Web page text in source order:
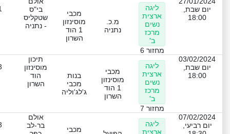
יום שבת,
18:00
ליגה
ארצית
נשים
מרכז
ב'
מחזור 6
מ.כ.
נתניה
מכבי
מוסינזון
1 הוד
השרון
בי"ס
שטקליס
- נתניה
03/02/2024
יום שבת,
18:00
ליגה
ארצית
נשים
מרכז
ב'
מחזור 7
מכבי
מוסינזון
1 הוד
השרון
בנות
מכבי
ג'לג'וליה
תיכון
מוסינזון
הוד
השרון
07/02/2024
יום רביעי,
ליגה
ארצית
מכבי
אולם
בר-לב